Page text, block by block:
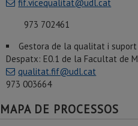
fif.vicequalitat@udl.cat
973 702461
Gestora de la qualitat i
Despatx: E0.1 de la Facultat de
qualitat.fif@udl.cat
973 003664
MAPA DE PROCESSOS